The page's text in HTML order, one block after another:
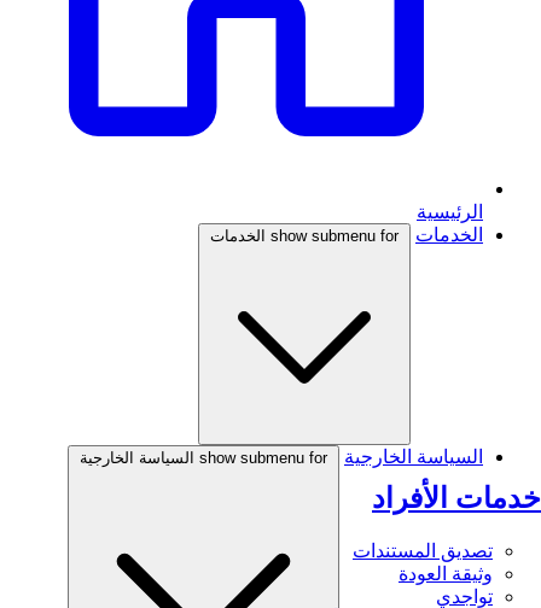
الرئيسية
الخدمات
show submenu for الخدمات
خدمات الأفراد
تصديق المستندات
وثيقة العودة
تواجدي
السياسة الخارجية show submenu for السياسة الخارجية